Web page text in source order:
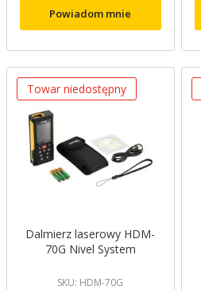
Powiadom mnie
Towar niedostępny
Dalmierz laserowy HDM-
70G Nivel System
SKU: HDM-70G